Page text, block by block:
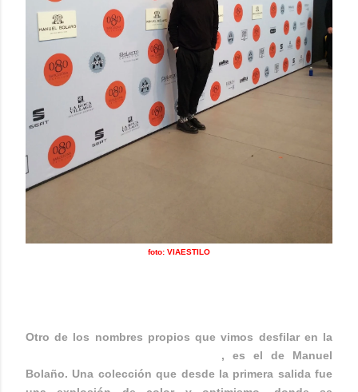
foto: VIAESTILO
Otro de los nombres propios que vimos desfilar en la
, es el de Manuel
Bolaño. Una colección que desde la primera salida fue